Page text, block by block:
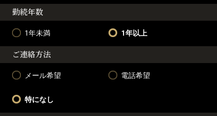
勤続年数
1年未満 1年以上
ご連絡方法
メール希望 電話希望
特になし